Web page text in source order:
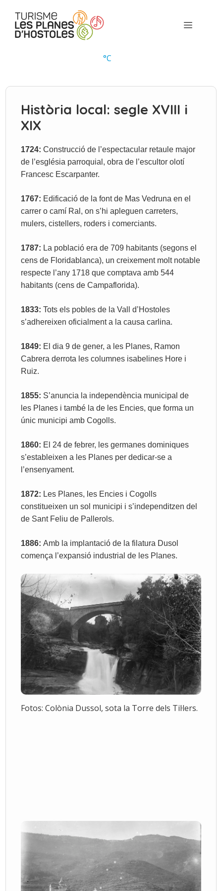
contingut
Menú
°C
Història local: segle XVIII i
XIX
1724: Construcció de l’espectacular retaule major
de l’església parroquial, obra de l’escultor olotí
Francesc Escarpanter.
1767: Edificació de la font de Mas Vedruna en el
carrer o camí Ral, on s’hi apleguen carreters,
mulers, cistellers, roders i comerciants.
1787: La població era de 709 habitants (segons el
cens de Floridablanca), un creixement molt notable
respecte l’any 1718 que comptava amb 544
habitants (cens de Campaflorida).
1833: Tots els pobles de la Vall d’Hostoles
s’adhereixen oficialment a la causa carlina.
1849: El dia 9 de gener, a les Planes, Ramon
Cabrera derrota les columnes isabelines Hore i
Ruiz.
1855: S’anuncia la independència municipal de
les Planes i també la de les Encies, que forma un
únic municipi amb Cogolls.
1860: El 24 de febrer, les germanes dominiques
s’estableixen a les Planes per dedicar-se a
l’ensenyament.
1872: Les Planes, les Encies i Cogolls
constitueixen un sol municipi i s’independitzen del
de Sant Feliu de Pallerols.
1886: Amb la implantació de la filatura Dusol
comença l’expansió industrial de les Planes.
Fotos: Colònia Dussol, sota la Torre dels Til·lers.